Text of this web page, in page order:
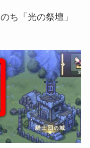
ち「光の祭壇」